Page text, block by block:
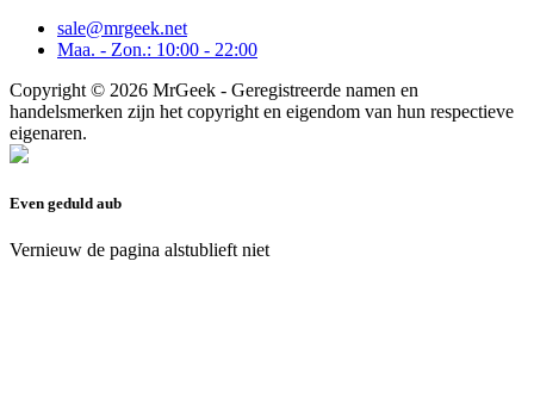
sale@mrgeek.net
Maa. - Zon.: 10:00 - 22:00
Copyright © 2026 MrGeek - Geregistreerde namen en
handelsmerken zijn het copyright en eigendom van hun respectieve
eigenaren.
Even geduld aub
Vernieuw de pagina alstublieft niet